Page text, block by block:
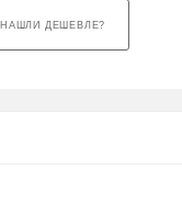
НАШЛИ ДЕШЕВЛЕ?